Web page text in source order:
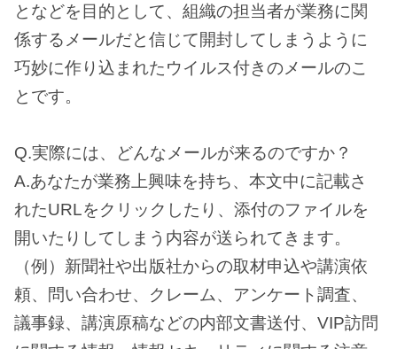
となどを目的として、組織の担当者が業務に関
係するメールだと信じて開封してしまうように
巧妙に作り込まれたウイルス付きのメールのこ
とです。
Q.実際には、どんなメールが来るのですか？
A.あなたが業務上興味を持ち、本文中に記載さ
れたURLをクリックしたり、添付のファイルを
開いたりしてしまう内容が送られてきます。
（例）新聞社や出版社からの取材申込や講演依
頼、問い合わせ、クレーム、アンケート調査、
議事録、講演原稿などの内部文書送付、VIP訪問